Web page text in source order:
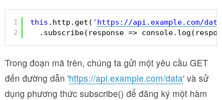
1
2
this .http.get( ' https://api.example.com/data
.subscribe(response =>
Trong đoạn mã trên, chúng ta gửi một yêu cầu GET
đến đường dẫn 'https://api.example.com/data' và sử
dụng phương thức subscribe() để đăng ký một hàm